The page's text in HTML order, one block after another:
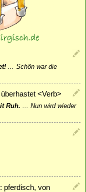
Schön war die
<Verb>
Ruh.
Nun wird wieder
pferdisch, von